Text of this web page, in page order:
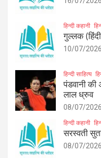
हिन्दी कहानी
गुल्लक
10/07/2026
हिन्दी साहित्य
पंडवानी की
लाल ध्रुव
08/07/2026
हिन्दी कहानी
सरस्वती
08/07/2026